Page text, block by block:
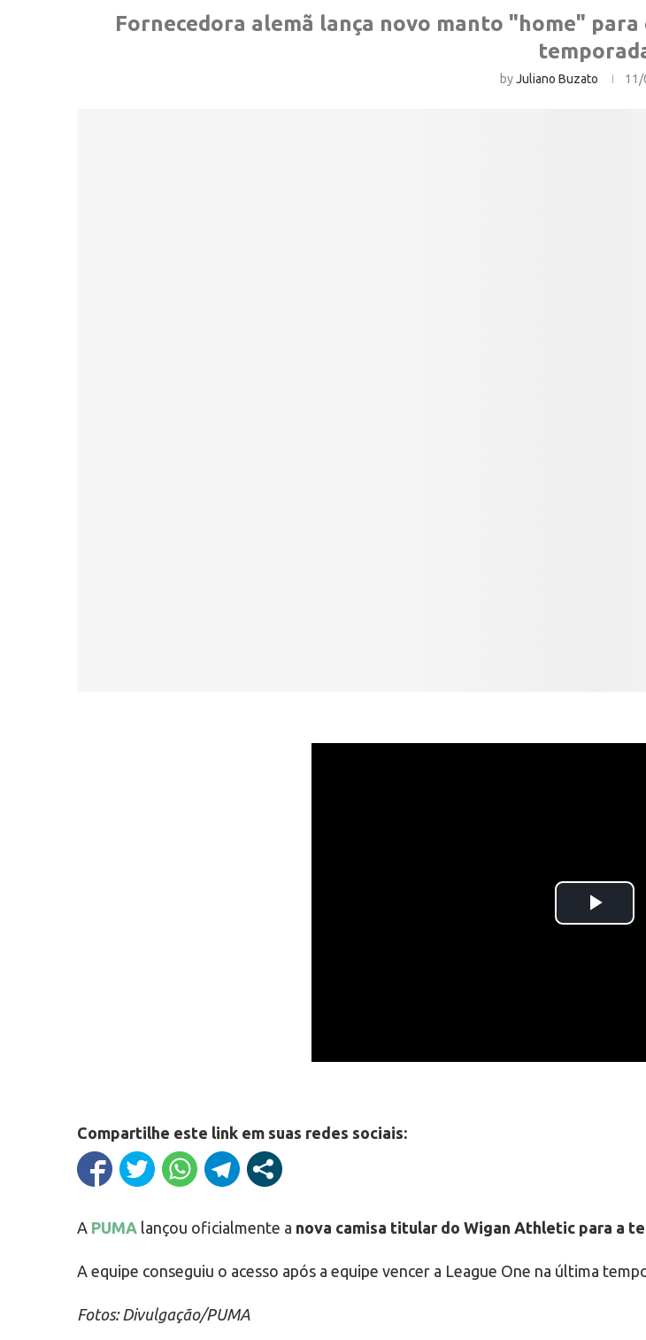
Fornecedora alemã lança novo manto "home"
byJuliano Buzato 11/
Compartilhe este link em suas redes sociais:
A PUMA lançou oficialmente a nova camisa titular do Wigan Athletic para a
A equipe conseguiu o acesso após a equipe vencer a League One na última
Fotos: Divulgação/PUMA